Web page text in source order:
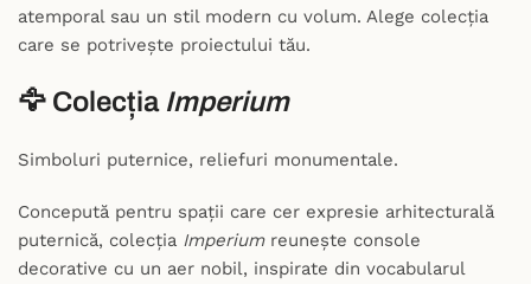
atemporal sau un stil modern cu volum. Alege colecția
care se potrivește proiectului tău.
🦅 Colecția Imperium
Simboluri puternice, reliefuri monumentale.
Concepută pentru spații care cer expresie arhitecturală
puternică, colecția Imperiumreunește console
decorative cu un aer nobil, inspirate din vocabularul